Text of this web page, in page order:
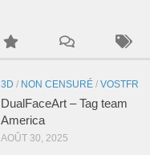
3D / NON CENSURÉ / VOSTFR
DualFaceArt – Tag team
America
AOÛT 30, 2025